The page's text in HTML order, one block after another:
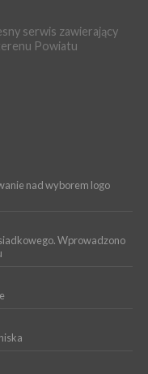
lecia Wodociągów
unijnego projektu
Przyrodnicze
z cyklu „Wakacyjne
serwis zawierający
Powiatu
nad wyborem logo
Wprowadzono